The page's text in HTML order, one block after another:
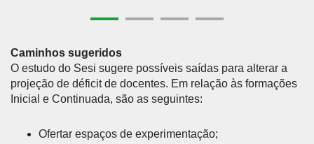
Caminhos sugeridos
O estudo do Sesi sugere possíveis saídas para alterar a
projeção de déficit de docentes. Em relação às formações
Inicial e Continuada, são as seguintes:
Ofertar espaços de experimentação;